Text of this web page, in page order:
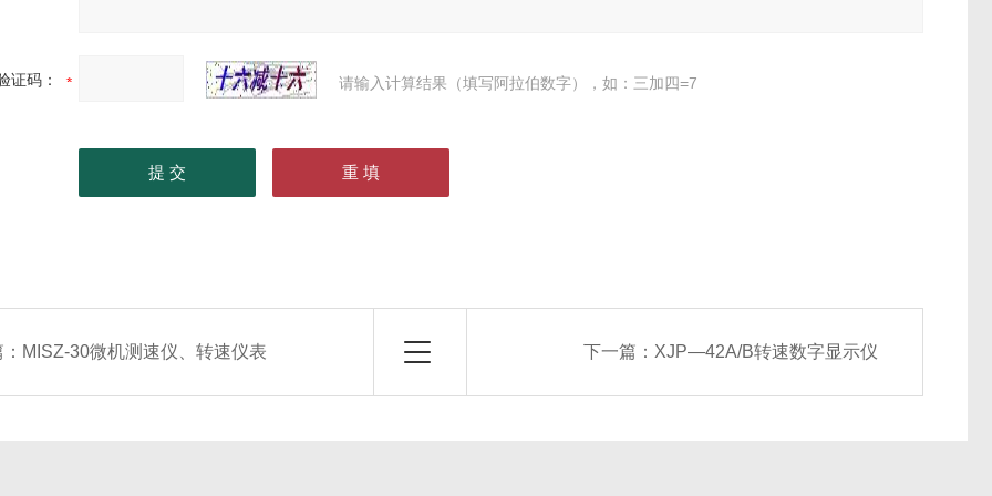
证码： 请输入计算结果（填写阿拉伯数字），如：三加四=7
MISZ-30微机测速仪、转速仪表 下一篇： XJP—42A/B转速数字显示仪